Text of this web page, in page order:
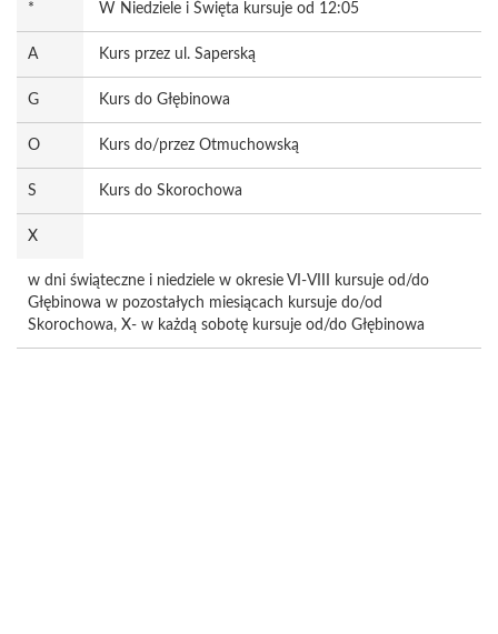
* W Niedziele i Święta kursuje od 12:05
A Kurs przez ul. Saperską
G Kurs do Głębinowa
O Kurs do/przez Otmuchowską
S Kurs do Skorochowa
X
w dni świąteczne i niedziele w okresie VI-VIII kursuje od/do
Głębinowa w pozostałych miesiącach kursuje do/od
Skorochowa, X- w każdą sobotę kursuje od/do Głębinowa